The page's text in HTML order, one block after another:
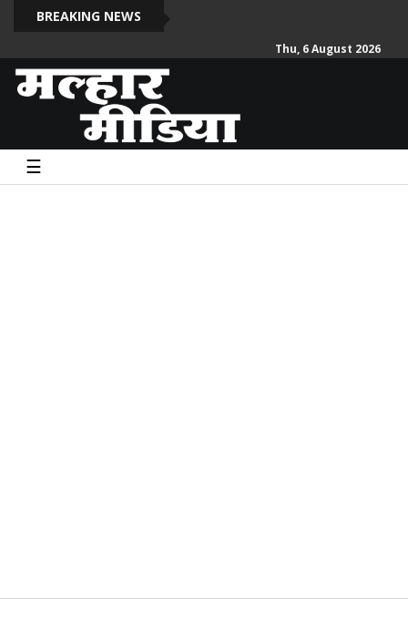
BREAKING NEWS
Thu, 6 August 2026
☰